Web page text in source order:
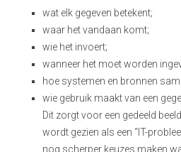
wat elk gegeven betekent;
waar het vandaan komt;
wie het invoert;
wanneer het moet worden
hoe systemen en bronnen
wie gebruik maakt van een
Dit zorgt voor een gedeeld
wordt gezien als een “IT-
nog scherper keuzes maken